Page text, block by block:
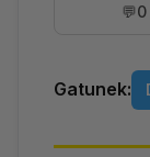
💬
Gatunek: